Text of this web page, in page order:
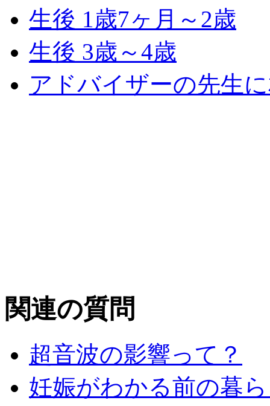
生後 1歳7ヶ月～2歳
生後 3歳～4歳
アドバイザーの先生
関連の質問
超音波の影響って？
妊娠がわかる前の暮